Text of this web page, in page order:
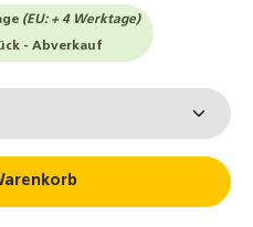
(EU: + 4 Werktage)
- Abverkauf
gewünschten Wert ein